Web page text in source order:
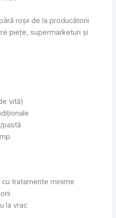
roșii de la producătorii
piețe, supermarketuri și
vită)
pastă
tratamente minime
la vrac